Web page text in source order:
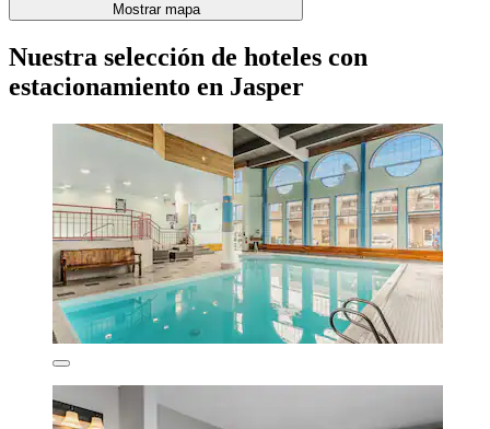
Mostrar mapa
Nuestra selección de hoteles con
estacionamiento en Jasper